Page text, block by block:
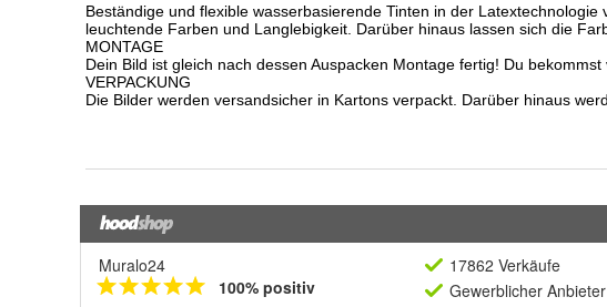
Muralo24
100% positiv
17862 Verkäufe
Gewerblicher Anbieter